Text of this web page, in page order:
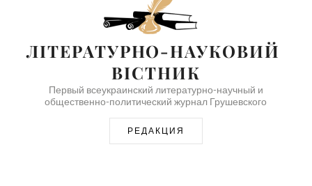
ЛІТЕРАТУРНО-НАУКОВИЙ
ВІСТНИК
Первый всеукраинский литературно-научный и
общественно-политический журнал Грушевского
РЕДАКЦИЯ